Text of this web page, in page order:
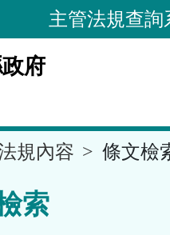
主管法規查詢
府
規內容 條文檢
索